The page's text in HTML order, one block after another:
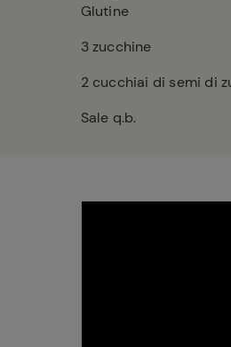
Glutine
3zucchine
2cucchiai di semi di
Sale q.b.